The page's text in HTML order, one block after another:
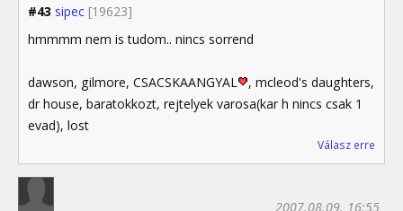
#43 sipec [19623]
hmmmm nem is tudom.. nincs sorrend
dawson, gilmore, CSACSKAANGYAL
, mcleod's daughters,
dr house, baratokkozt, rejtelyek varosa(kar h nincs csak 1
evad), lost
Válasz erre
2007.08.09. 16:55